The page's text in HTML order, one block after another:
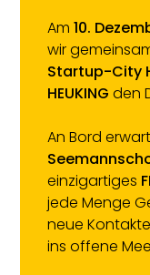
Am10.
wir
Startup-City
HEUKING den
An Bord
einzigartiges
jede Menge
neue
ins offene